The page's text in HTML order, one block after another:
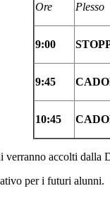
Ore Plesso
9:00
9:45
10:45
accolti dalla
per i futuri alunni.